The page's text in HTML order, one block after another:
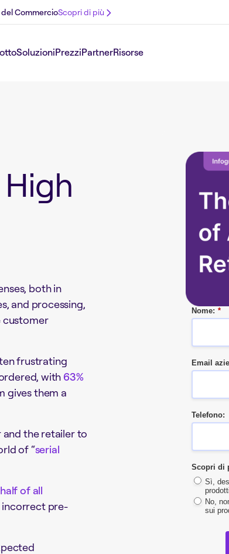
CommercioScopri di più
SoluzioniPrezziPartnerRisorse
both in
and processing,
customer
frustrating
with 63%
gives them a
and the retailer to
of “serial
half of all
incorrect pre-
*
Nome:
Email
Telefono:
Scopri di
Sì,
No,
sui